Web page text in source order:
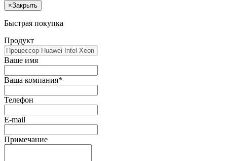
×Закрыть
Быстрая покупка
Продукт
Ваше имя
Ваша компания*
Телефон
E-mail
Примечание